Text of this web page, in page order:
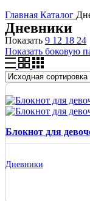
Главная Каталог
Дневники
Показать 9 12 18 24
Показать боковую
Блокнот для
Дневники